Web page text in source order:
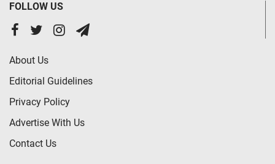
FOLLOW US
About Us
Editorial Guidelines
Privacy Policy
Advertise With Us
Contact Us